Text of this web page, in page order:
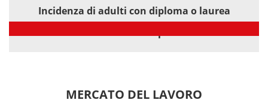
Incidenza di adulti con diploma o laurea
MERCATO DEL LAVORO